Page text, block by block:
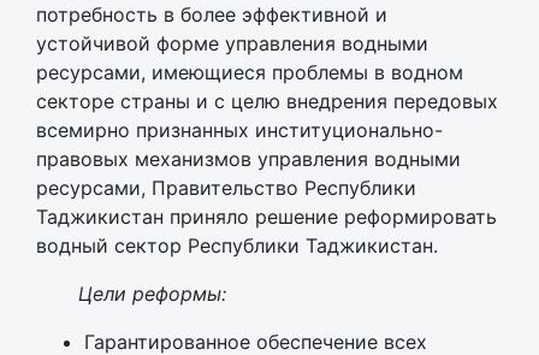
потребность в более эффективной и
устойчивой форме управления водными
ресурсами, имеющиеся проблемы в водном
секторе страны и с целю внедрения передовых
всемирно признанных институционально-
правовых механизмов управления водными
ресурсами, Правительство Республики
Таджикистан приняло решение реформировать
водный сектор Республики Таджикистан.
Цели реформы:
Гарантированное обеспечение всех